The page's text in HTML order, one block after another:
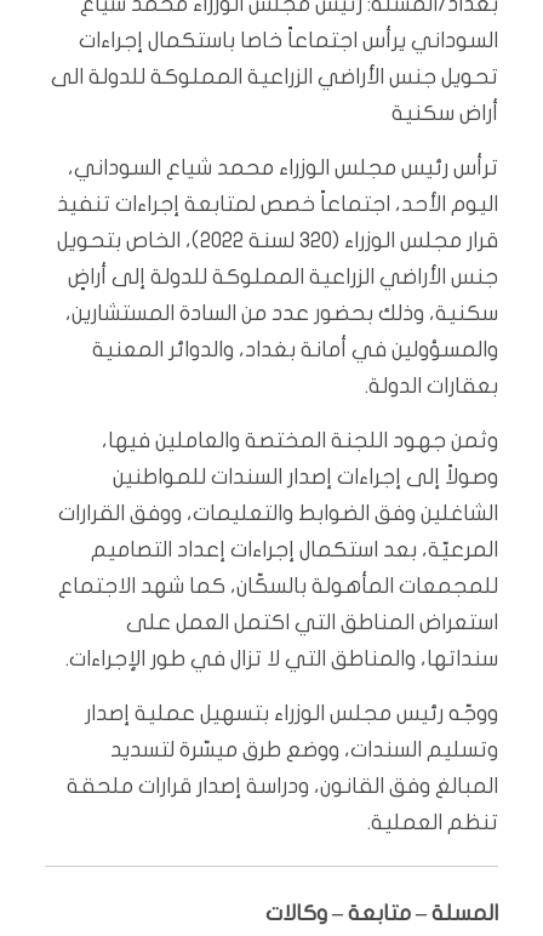
السوداني يرأس اجتماعاً خاصا باستكمال إجراءات
تحويل جنس الأراضي الزراعية المملوكة للدولة الى
أراض سكنية
ترأس رئيس مجلس الوزراء محمد شياع السوداني،
اليوم الأحد، اجتماعاً خصص لمتابعة إجراءات تنفيذ
قرار مجلس الوزراء (320 لسنة 2022)، الخاص بتحويل
جنس الأراضي الزراعية المملوكة للدولة إلى أراضٍ
سكنية، وذلك بحضور عدد من السادة المستشارين،
والمسؤولين في أمانة بغداد، والدوائر المعنية
بعقارات الدولة.
وثمن جهود اللجنة المختصة والعاملين فيها،
وصولاً إلى إجراءات إصدار السندات للمواطنين
الشاغلين وفق الضوابط والتعليمات، ووفق القرارات
المرعيّة، بعد استكمال إجراءات إعداد التصاميم
للمجمعات المأهولة بالسكّان، كما شهد الاجتماع
استعراض المناطق التي اكتمل العمل على
سنداتها، والمناطق التي لا تزال في طور الإجراءات.
ووجّه رئيس مجلس الوزراء بتسهيل عملية إصدار
وتسليم السندات، ووضع طرق ميسّرة لتسديد
المبالغ وفق القانون، ودراسة إصدار قرارات ملحقة
تنظم العملية.
المسلة – متابعة – وكالات